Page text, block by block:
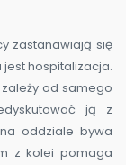
zastanawiają się
hospitalizacja.
od samego
ją z
oddziale bywa
z kolei pomaga